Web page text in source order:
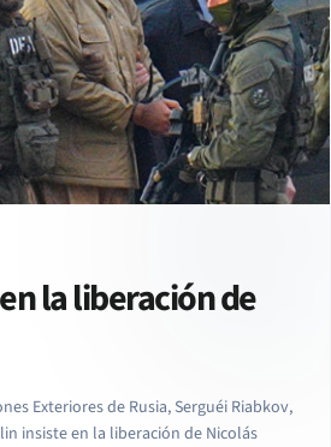
la liberación de
Exteriores de Rusia, Serguéi Riabkov,
insiste en la liberación de Nicolás